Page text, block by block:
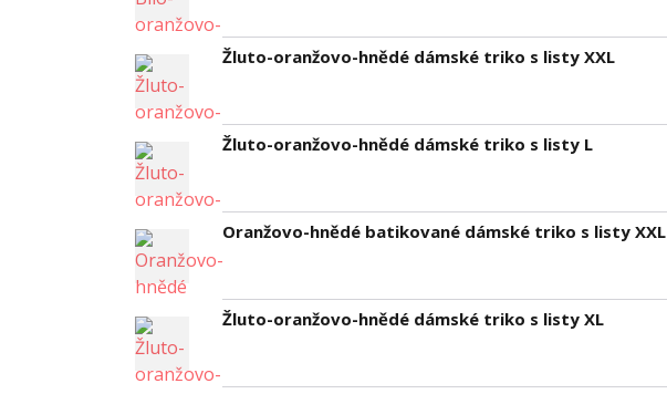
Žluto-oranžovo-hnědé dámské triko s listy XXL
Žluto-oranžovo-hnědé dámské triko s listy L
Oranžovo-hnědé batikované dámské triko s listy XXL
Žluto-oranžovo-hnědé dámské triko s listy XL